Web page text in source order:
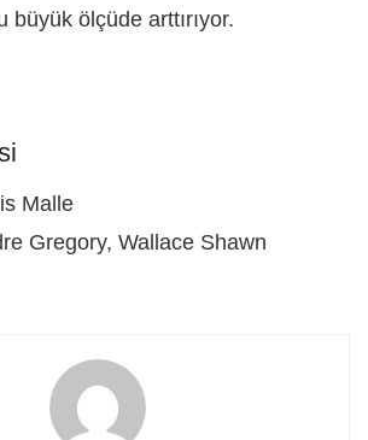
büyük ölçüde arttırıyor.
Malle
Gregory, Wallace Shawn